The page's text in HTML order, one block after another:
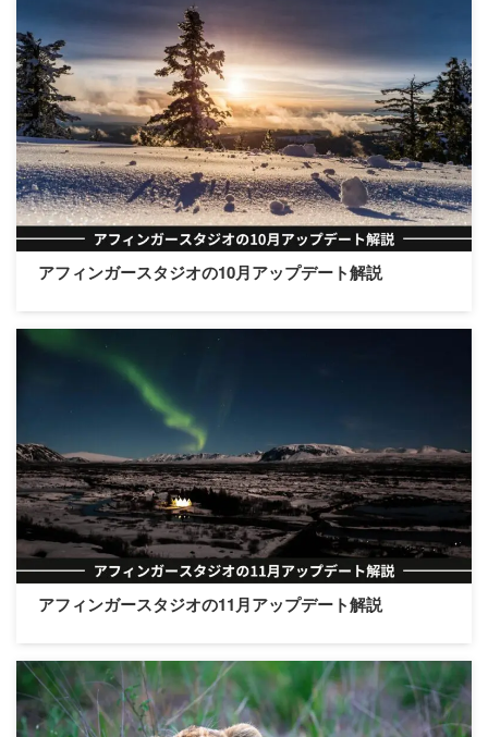
アフィンガースタジオの10月アップデート解説
アフィンガースタジオの11月アップデート解説